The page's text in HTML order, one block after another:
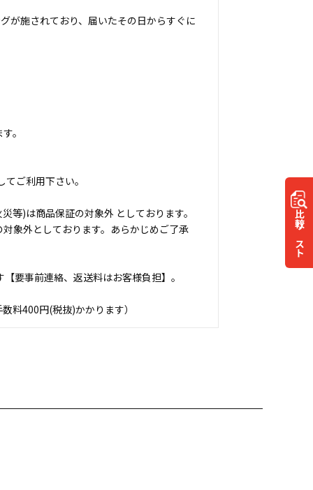
比較
リスト
が施されており、届いたその日からすぐに
。
ご利用下さい。
等)は商品保証の対象外 としております。
象外としております。あらかじめご了承
要事前連絡、返送料はお客様負担】。
料400円(税抜)かかります）